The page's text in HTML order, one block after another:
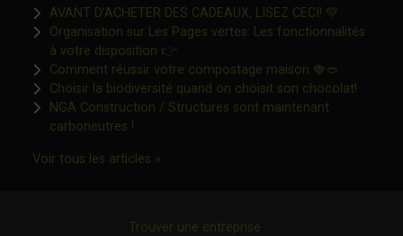
AVANT D’ACHETER DES CADEAUX, LISEZ CECI! 💚
Organisation sur Les Pages vertes: Les fonctionnalités
à votre disposition 👉Ce lien s'ouvrira dans une nouvelle
Comment réussir votre compostage maison 🍓🥙
Choisir la biodiversité quand on choisit son chocolat!Ce lien
NGA Construction / Structures sont maintenant
carboneutres !Ce lien s'ouvrira dans une nouvelle fenêtre"
Voir tous les articles »Ce lien s'ouvrira dans une nouvelle
Trouver une entreprise